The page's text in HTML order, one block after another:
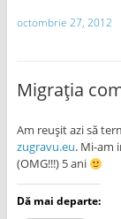
octombrie 27, 2012
Migraţia
Am reuşit azi să
zugravu.eu. Mi-am
(OMG!!!) 5 ani
Dă mai departe: